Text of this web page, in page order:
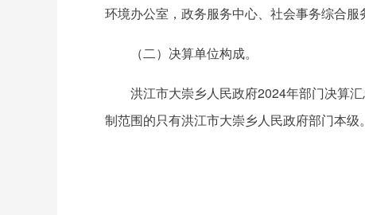
环境办公室，政务服务中心、社会事务综合服
（二）决算单位构成。
洪江市大崇乡人民政府2024年部门决算
制范围的只有洪江市大崇乡人民政府部门本级。